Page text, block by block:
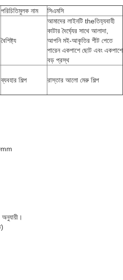
পরিচিতিমুলক নাম সিএমসি
বৈশিষ্ট্য
আমাদের লাইনটি theতিহ্যবাহী
কাটার দৈর্ঘ্যের সাথে আলাদা,
আপনি মই-আকৃতির শীট পেতে
পারেন একপাশে ছোট এবং একপাশে
বড় প্রস্থ
ব্যবহার শিল্প রাস্তার আলো মেরু শিল্প